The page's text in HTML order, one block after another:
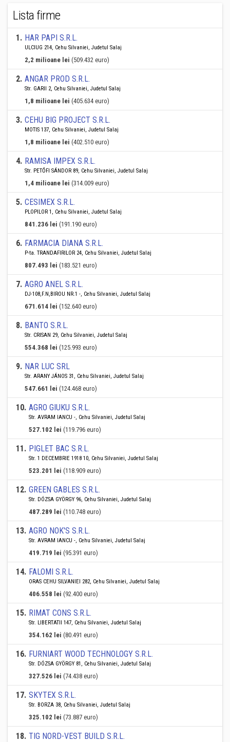
Lista firme
1. HAR PAPI S.R.L.
ULCIUG 214, Cehu Silvaniei, Judetul Salaj
2,2 milioane lei (509.432 euro)
2. ANGAR PROD S.R.L.
Str. GARII 2, Cehu Silvaniei, Judetul Salaj
1,8 milioane lei (405.634 euro)
3. CEHU BIG PROJECT S.R.L.
MOTIS 137, Cehu Silvaniei, Judetul Salaj
1,8 milioane lei (402.510 euro)
4. RAMISA IMPEX S.R.L.
Str. PETŐFI SÁNDOR 89, Cehu Silvaniei, Judetul Salaj
1,4 milioane lei (314.009 euro)
5. CESIMEX S.R.L.
PLOPILOR 1, Cehu Silvaniei, Judetul Salaj
841.236 lei (191.190 euro)
6. FARMACIA DIANA S.R.L.
P-ta. TRANDAFIRILOR 24, Cehu Silvaniei, Judetul Salaj
807.493 lei (183.521 euro)
7. AGRO ANEL S.R.L.
DJ-108,F.N,BIROU NR.1 -, Cehu Silvaniei, Judetul Salaj
671.614 lei (152.640 euro)
8. BANTO S.R.L.
Str. CRISAN 29, Cehu Silvaniei, Judetul Salaj
554.368 lei (125.993 euro)
9. NAR LUC SRL
Str. ARANY JÁNOS 31, Cehu Silvaniei, Judetul Salaj
547.661 lei (124.468 euro)
10. AGRO GIUKU S.R.L.
Str. AVRAM IANCU -, Cehu Silvaniei, Judetul Salaj
527.102 lei (119.796 euro)
11. PIGLET BAC S.R.L.
Str. 1 DECEMBRIE 1918 10, Cehu Silvaniei, Judetul Salaj
523.201 lei (118.909 euro)
12. GREEN GABLES S.R.L.
Str. DÓZSA GYÖRGY 96, Cehu Silvaniei, Judetul Salaj
487.289 lei (110.748 euro)
13. AGRO NOK'S S.R.L.
Str. AVRAM IANCU -, Cehu Silvaniei, Judetul Salaj
419.719 lei (95.391 euro)
14. FALOMI S.R.L.
ORAS CEHU SILVANIEI 282, Cehu Silvaniei, Judetul Salaj
406.558 lei (92.400 euro)
15. RIMAT CONS S.R.L.
Str. LIBERTATII 147, Cehu Silvaniei, Judetul Salaj
354.162 lei (80.491 euro)
16. FURNIART WOOD TECHNOLOGY S.R.L.
Str. DÓZSA GYÖRGY 81, Cehu Silvaniei, Judetul Salaj
327.526 lei (74.438 euro)
17. SKYTEX S.R.L.
Str. BORZA 38, Cehu Silvaniei, Judetul Salaj
325.102 lei (73.887 euro)
18. TIG NORD-VEST BUILD S.R.L.